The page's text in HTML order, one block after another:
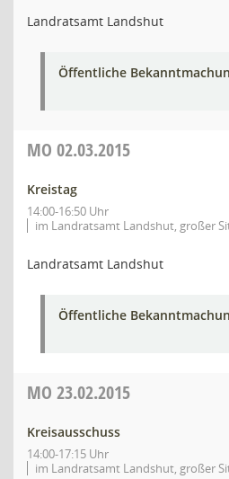
Landratsamt Landshut
Öffentliche
MO 02.03.2015
Kreistag
14:00-16:50 Uhr
im Landratsamt Landshut, großer
Landratsamt Landshut
Öffentliche
MO 23.02.2015
Kreisausschuss
14:00-17:15 Uhr
im Landratsamt Landshut, großer